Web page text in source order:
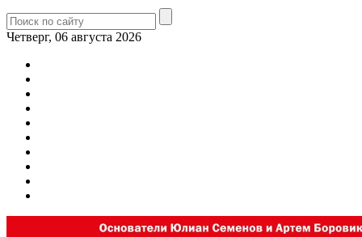
Четверг, 06 августа 2026